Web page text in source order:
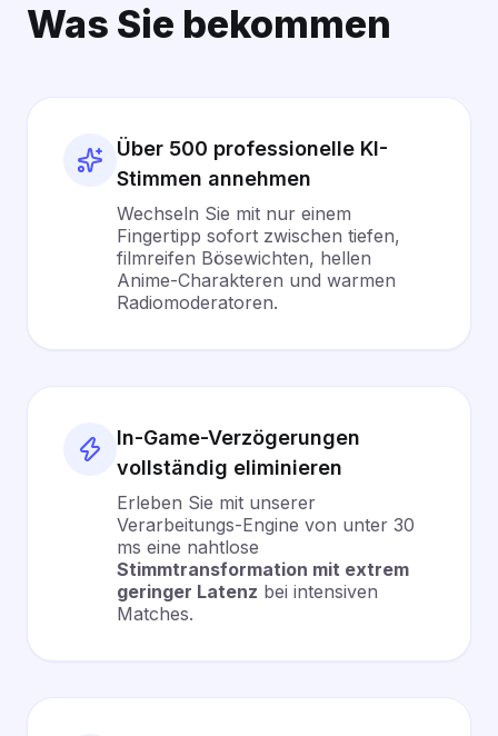
Was Sie bekommen
Über 500 professionelle KI-
Stimmen annehmen
Wechseln Sie mit nur einem
Fingertipp sofort zwischen tiefen,
filmreifen Bösewichten, hellen
Anime-Charakteren und warmen
Radiomoderatoren.
In-Game-Verzögerungen
vollständig eliminieren
Erleben Sie mit unserer
Verarbeitungs-Engine von unter 30
ms eine nahtlose
Stimmtransformation mit extrem
geringer Latenz bei intensiven
Matches.